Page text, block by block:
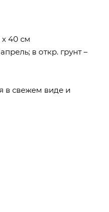
40 см
в откр. грунт –
в свежем виде и